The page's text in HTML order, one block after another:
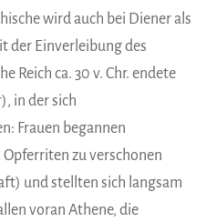
wird auch bei Diener als
der Einverleibung des
Reich ca. 30 v. Chr. endete
in der sich
Frauen begannen
zu verschonen
und stellten sich langsam
voran Athene, die